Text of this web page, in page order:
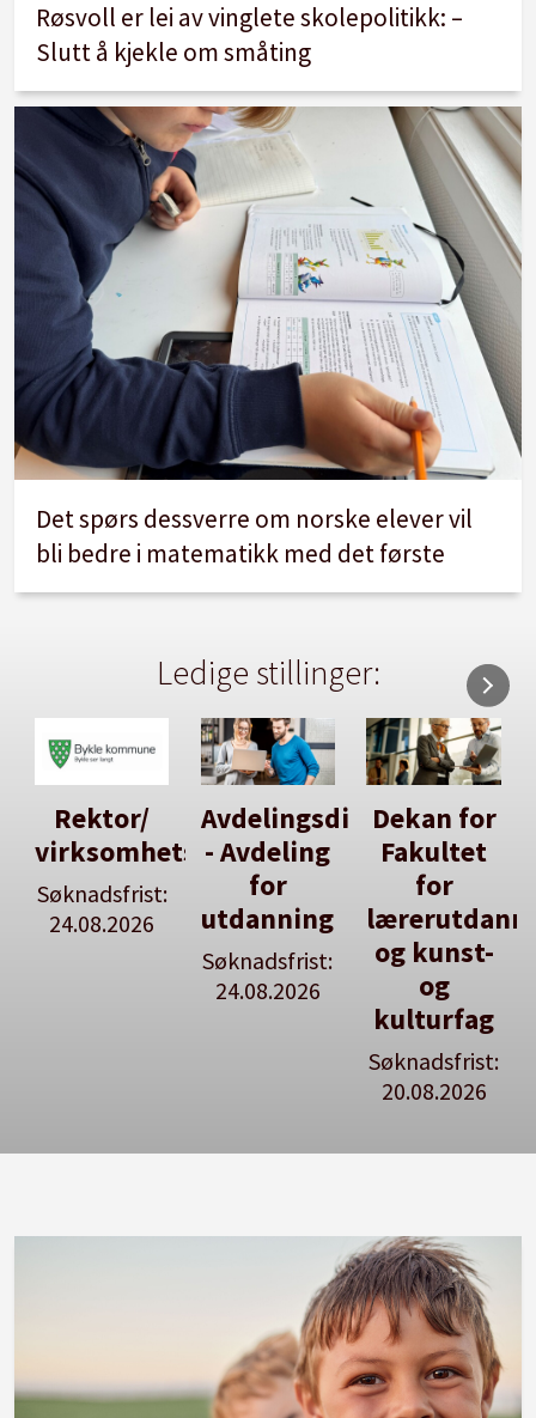
Røsvoll er lei av vinglete skolepolitikk: –
Slutt å kjekle om småting
Det spørs dessverre om norske elever vil
bli bedre i matematikk med det første
Ledige stillinger:
Rektor/
virksomhetsleiar
Søknadsfrist:
24.08.2026
Avdelingsdirektør
- Avdeling
for
utdanning
Søknadsfrist:
24.08.2026
Dekan for
Fakultet
for
og kunst-
og
kulturfag
Søknadsfrist:
20.08.2026